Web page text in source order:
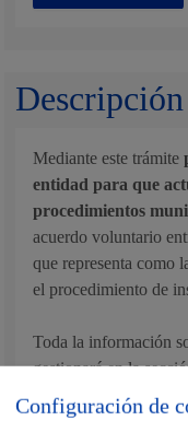
Mediante este trámite
entidad para que
procedimientos
acuerdo voluntario
que representa como
el procedimiento de
Toda la información
gestionará en la
Carpeta"
. También
de manera presencial:
Configuración de